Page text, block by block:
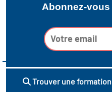
Abonnez-vous
Trouver une formation